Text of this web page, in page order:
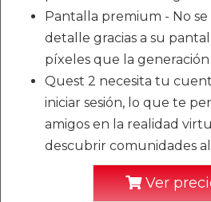
Pantalla premium - No
detalle gracias a su
píxeles que la
Quest 2 necesita tu
iniciar sesión, lo que te
amigos en la realidad
descubrir comunidades
Ver